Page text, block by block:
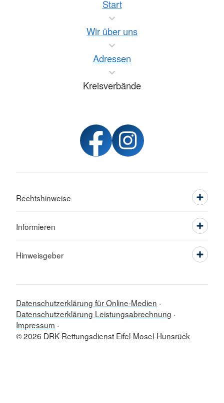
Start
Wir über uns
Adressen
Kreisverbände
Rechtshinweise
Informieren
Hinweisgeber
Datenschutzerklärung für Online-Medien
Datenschutzerklärung Leistungsabrechnung
Impressum
© 2026 DRK-Rettungsdienst Eifel-Mosel-Hunsrück